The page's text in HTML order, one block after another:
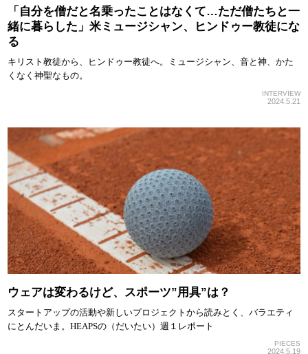
「自分を僧だと名乗ったことはなくて…ただ僧たちと一
緒に暮らした」米ミュージシャン、ヒンドゥー教徒にな
る
キリスト教徒から、ヒンドゥー教徒へ。ミュージシャン、音と神、かた
くなく神聖なもの。
INTERVIEW
2024.5.21
ウェアは変わるけど、スポーツ”用具”は？
スタートアップの活動や新しいプロジェクトから読みとく、バラエティ
にとんだいま。HEAPSの（だいたい）週１レポート
PIECES
2024.5.19